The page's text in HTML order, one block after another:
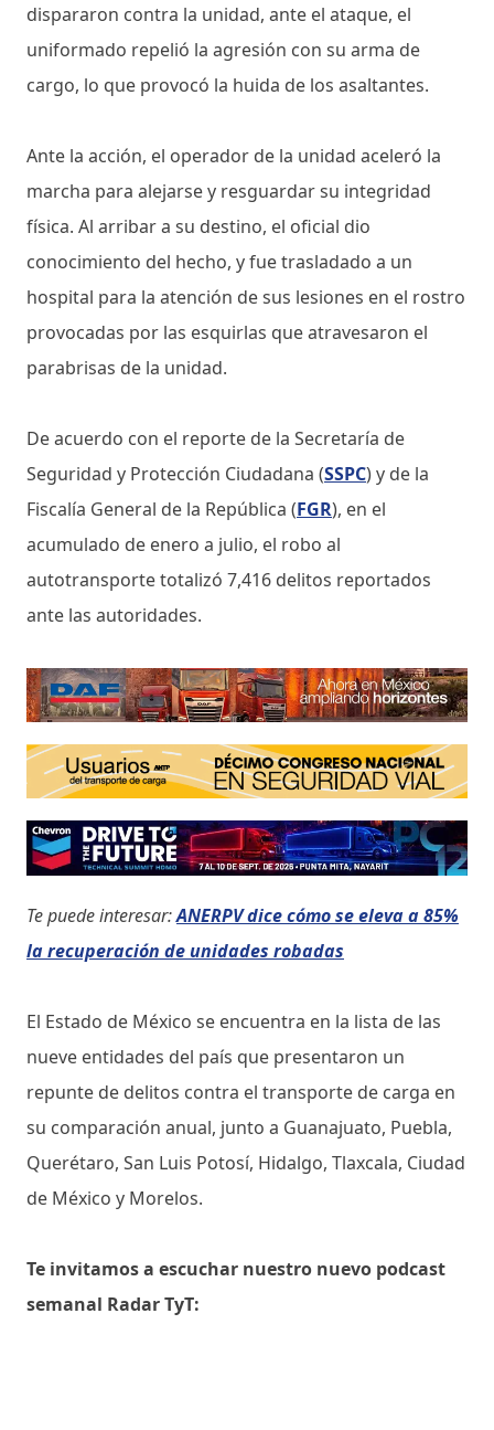
dispararon contra la unidad, ante el ataque, el
uniformado repelió la agresión con su arma de
cargo, lo que provocó la huida de los asaltantes.
Ante la acción, el operador de la unidad aceleró la
marcha para alejarse y resguardar su integridad
física. Al arribar a su destino, el oficial dio
conocimiento del hecho, y fue trasladado a un
hospital para la atención de sus lesiones en el rostro
provocadas por las esquirlas que atravesaron el
parabrisas de la unidad.
De acuerdo con el reporte de la Secretaría de
Seguridad y Protección Ciudadana (SSPC) y de la
Fiscalía General de la República (FGR), en el
acumulado de enero a julio, el robo al
autotransporte totalizó 7,416 delitos reportados
ante las autoridades.
Te puede interesar:ANERPV dice cómo se eleva a 85%
la recuperación de unidades robadas
El Estado de México se encuentra en la lista de las
nueve entidades del país que presentaron un
repunte de delitos contra el transporte de carga en
su comparación anual, junto a Guanajuato, Puebla,
Querétaro, San Luis Potosí, Hidalgo, Tlaxcala, Ciudad
de México y Morelos.
Te invitamos a escuchar nuestro nuevo podcast
semanal Radar TyT: